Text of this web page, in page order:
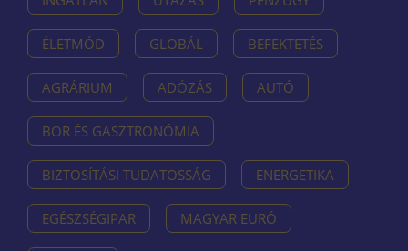
ÉLETMÓD GLOBÁL BEFEKTETÉS
AGRÁRIUM ADÓZÁS AUTÓ
BOR ÉS GASZTRONÓMIA
BIZTOSÍTÁSI TUDATOSSÁG ENERGETIKA
EGÉSZSÉGIPAR MAGYAR EURÓ